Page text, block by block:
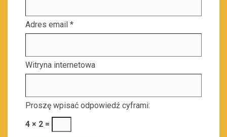
Adres email *
Witryna internetowa
Proszę wpisać odpowiedź cyframi:
4 × 2 =